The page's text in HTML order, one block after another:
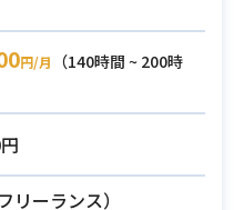
み出せるようサービス
造し、開発していくこ
ます。 大変ですがその
ある仕事です。
務内容＞
円/月
（140時間 ~ 200時
リーランス）